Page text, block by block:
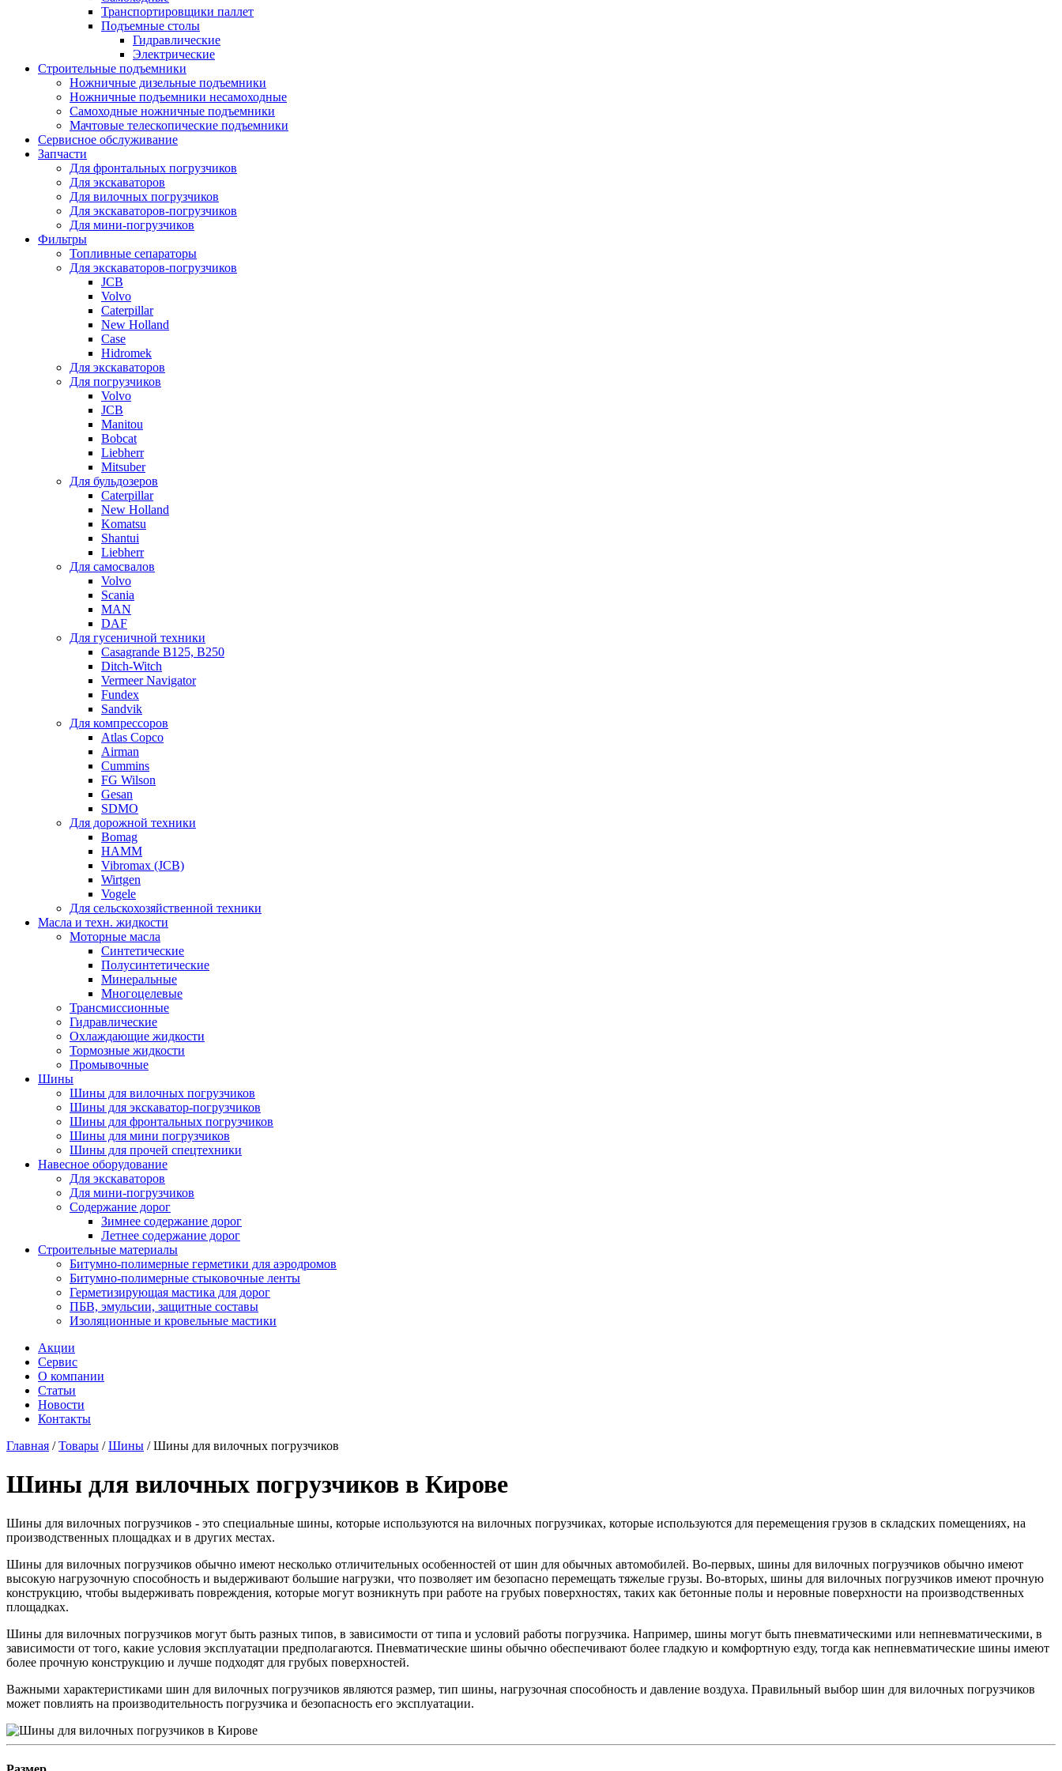
Транспортировщики паллет
Подъемные столы
Гидравлические
Электрические
Строительные подъемники
Ножничные дизельные подъемники
Ножничные подъемники несамоходные
Самоходные ножничные подъемники
Мачтовые телескопические подъемники
Сервисное обслуживание
Запчасти
Для фронтальных погрузчиков
Для экскаваторов
Для вилочных погрузчиков
Для экскаваторов-погрузчиков
Для мини-погрузчиков
Фильтры
Топливные сепараторы
Для экскаваторов-погрузчиков
JCB
Volvo
Caterpillar
New Holland
Case
Hidromek
Для экскаваторов
Для погрузчиков
Volvo
JCB
Manitou
Bobcat
Liebherr
Mitsuber
Для бульдозеров
Caterpillar
New Holland
Komatsu
Shantui
Liebherr
Для самосвалов
Volvo
Scania
MAN
DAF
Для гусеничной техники
Casagrande B125, B250
Ditch-Witch
Vermeer Navigator
Fundex
Sandvik
Для компрессоров
Atlas Copco
Airman
Cummins
FG Wilson
Gesan
SDMO
Для дорожной техники
Bomag
HAMM
Vibromax (JCB)
Wirtgen
Vogele
Для сельскохозяйственной техники
Масла и техн. жидкости
Моторные масла
Синтетические
Полусинтетические
Минеральные
Многоцелевые
Трансмиссионные
Гидравлические
Охлаждающие жидкости
Тормозные жидкости
Промывочные
Шины
Шины для вилочных погрузчиков
Шины для экскаватор-погрузчиков
Шины для фронтальных погрузчиков
Шины для мини погрузчиков
Шины для прочей спецтехники
Навесное оборудование
Для экскаваторов
Для мини-погрузчиков
Содержание дорог
Зимнее содержание дорог
Летнее содержание дорог
Строительные материалы
Битумно-полимерные герметики для аэродромов
Битумно-полимерные стыковочные ленты
Герметизирующая мастика для дорог
ПБВ, эмульсии, защитные составы
Изоляционные и кровельные мастики
Акции
Сервис
О компании
Статьи
Новости
Контакты
Главная /Товары /Шины /Шины для вилочных погрузчиков
Шины для вилочных погрузчиков в Кирове
Шины для вилочных погрузчиков - это специальные шины, которые используются на вилочных погрузчиках, которые используются для перемещения грузов в складских помещениях, на
производственных площадках и в других местах.
Шины для вилочных погрузчиков обычно имеют несколько отличительных особенностей от шин для обычных автомобилей. Во-первых, шины для вилочных погрузчиков обычно имеют
высокую нагрузочную способность и выдерживают большие нагрузки, что позволяет им безопасно перемещать тяжелые грузы. Во-вторых, шины для вилочных погрузчиков имеют прочную
конструкцию, чтобы выдерживать повреждения, которые могут возникнуть при работе на грубых поверхностях, таких как бетонные полы и неровные поверхности на производственных
площадках.
Шины для вилочных погрузчиков могут быть разных типов, в зависимости от типа и условий работы погрузчика. Например, шины могут быть пневматическими или непневматическими, в
зависимости от того, какие условия эксплуатации предполагаются. Пневматические шины обычно обеспечивают более гладкую и комфортную езду, тогда как непневматические шины имеют
более прочную конструкцию и лучше подходят для грубых поверхностей.
Важными характеристиками шин для вилочных погрузчиков являются размер, тип шины, нагрузочная способность и давление воздуха. Правильный выбор шин для вилочных погрузчиков
может повлиять на производительность погрузчика и безопасность его эксплуатации.